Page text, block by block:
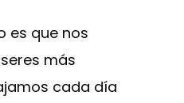
es que nos
más
cada día